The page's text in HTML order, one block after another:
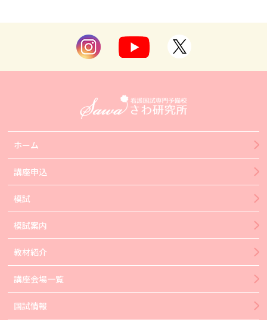
ホーム
講座申込
模試
模試案内
教材紹介
講座会場一覧
国試情報